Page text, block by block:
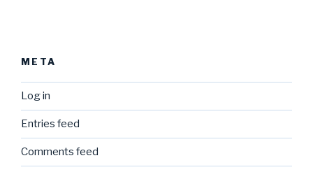
META
Log in
Entries feed
Comments feed